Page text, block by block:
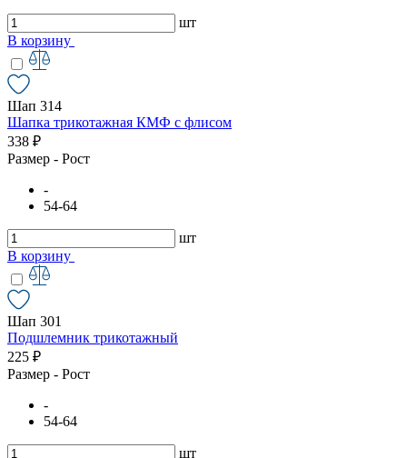
шт
В корзину
Шап 314
Шапка трикотажная КМФ с флисом
338 ₽
Размер - Рост
-
54-64
шт
В корзину
Шап 301
Подшлемник трикотажный
225 ₽
Размер - Рост
-
54-64
шт